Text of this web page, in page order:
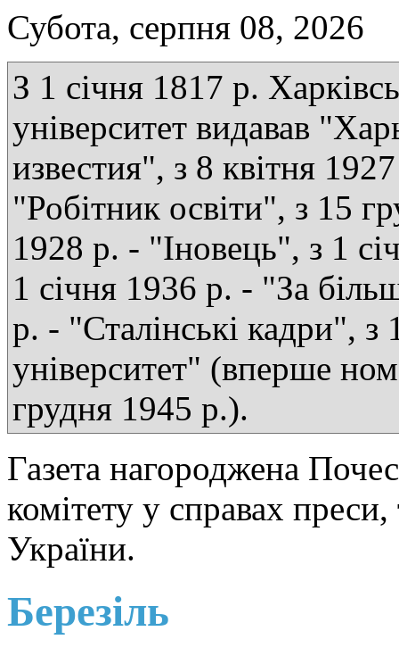
Субота, серпня 08, 2026
З 1 січня 1817 р.
університет видавав
известия", з 8 квітня
"Робітник освіти", з 15
1928 р. - "Іновець", з 1
1 січня 1936 р. - "За
р. - "Сталінські кадри",
університет" (вперше
грудня 1945 р.).
Газета нагороджена
комітету у справах
України.
Березіль